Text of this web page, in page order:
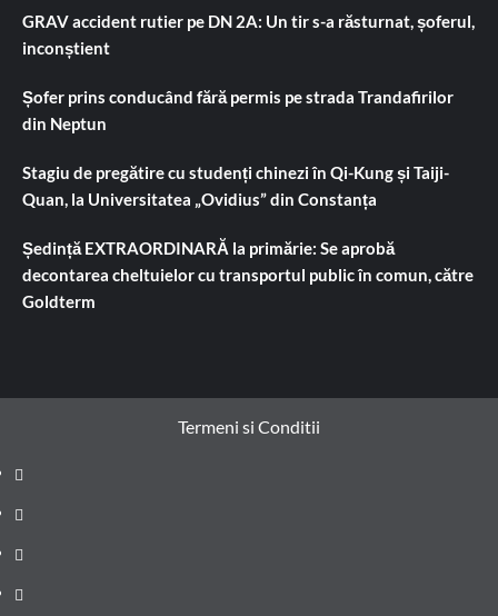
GRAV accident rutier pe DN 2A: Un tir s-a răsturnat, șoferul,
inconștient
Șofer prins conducând fără permis pe strada Trandafirilor
din Neptun
Stagiu de pregătire cu studenți chinezi în Qi-Kung și Taiji-
Quan, la Universitatea „Ovidius” din Constanța
Ședință EXTRAORDINARĂ la primărie: Se aprobă
decontarea cheltuielor cu transportul public în comun, către
Goldterm
Termeni si Conditii
Prima
pagină
Știri
de
ultima
Administrație
locală
Actualitate